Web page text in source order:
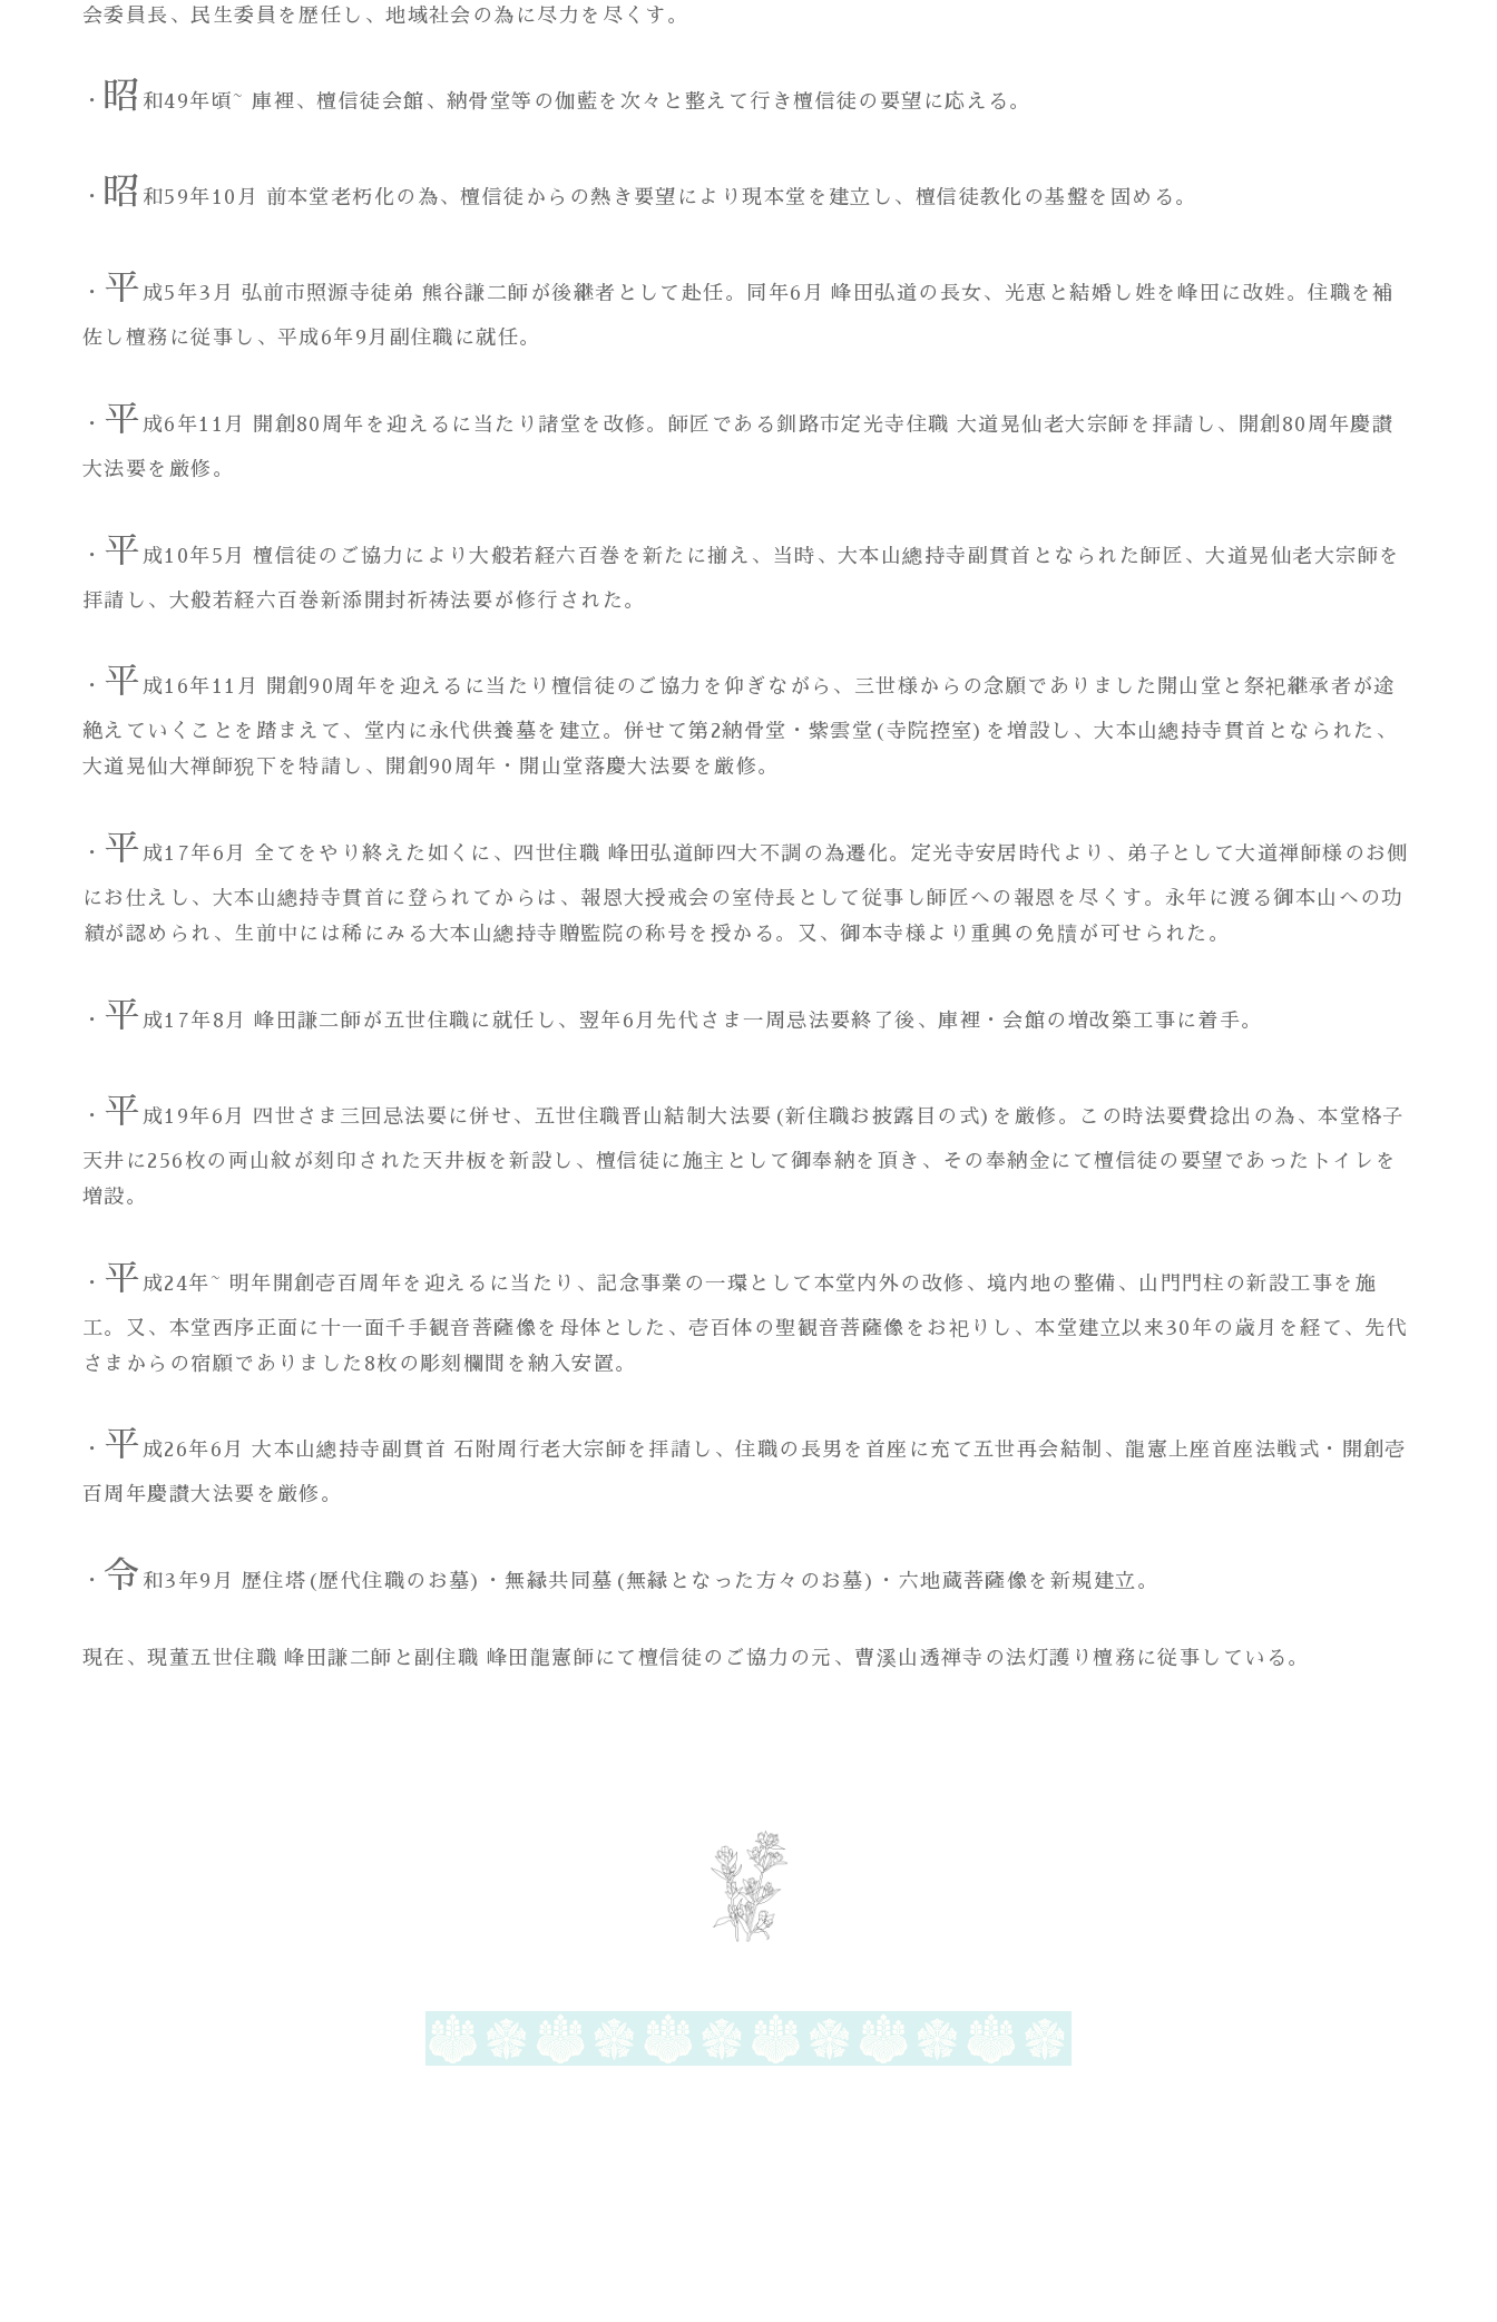
会委員長、民生委員を歴任し、地域社会の為に尽力を尽くす。
・ 昭 和49年頃~ 庫裡、檀信徒会館、納骨堂等の伽藍を次々と整えて行き檀信徒の要望に応える。
・ 昭 和59年10月 前本堂老朽化の為、檀信徒からの熱き要望により現本堂を建立し、檀信徒教化の基盤を固める。
・ 平 成5年3月 弘前市照源寺徒弟 熊谷謙二師が後継者として赴任。同年6月 峰田弘道の長女、光恵と結婚し姓を峰田に改姓。住職を補
佐し檀務に従事し、平成6年9月副住職に就任。
・ 平 成6年11月 開創80周年を迎えるに当たり諸堂を改修。師匠である釧路市定光寺住職 大道晃仙老大宗師を拝請し、開創80周年慶讃
大法要を厳修。
・ 平 成10年5月 檀信徒のご協力により大般若経六百巻を新たに揃え、当時、大本山總持寺副貫首となられた師匠、大道晃仙老大宗師を
拝請し、大般若経六百巻新添開封祈祷法要が修行された。
・ 平 成16年11月 開創90周年を迎えるに当たり檀信徒のご協力を仰ぎながら、三世様からの念願でありました開山堂と祭祀継承者が途
絶えていくことを踏まえて、堂内に永代供養墓を建立。併せて第2納骨堂・紫雲堂(寺院控室)を増設し、大本山總持寺貫首となられた、
大道晃仙大禅師猊下を特請し、開創90周年・開山堂落慶大法要を厳修。
・ 平 成17年6月 全てをやり終えた如くに、四世住職 峰田弘道師四大不調の為遷化。定光寺安居時代より、弟子として大道禅師様のお側
にお仕えし、大本山總持寺貫首に登られてからは、報恩大授戒会の室侍長として従事し師匠への報恩を尽くす。永年に渡る御本山への功
績が認められ、生前中には稀にみる大本山總持寺贈監院の称号を授かる。又、御本寺様より重興の免牘が可せられた。
・ 平 成17年8月 峰田謙二師が五世住職に就任し、翌年6月先代さま一周忌法要終了後、庫裡・会館の増改築工事に着手。
・ 平 成19年6月 四世さま三回忌法要に併せ、五世住職晋山結制大法要(新住職お披露目の式)を厳修。この時法要費捻出の為、本堂格子
天井に256枚の両山紋が刻印された天井板を新設し、檀信徒に施主として御奉納を頂き、その奉納金にて檀信徒の要望であったトイレを
増設。
・ 平 成24年~ 明年開創壱百周年を迎えるに当たり、記念事業の一環として本堂内外の改修、境内地の整備、山門門柱の新設工事を施
工。又、本堂西序正面に十一面千手観音菩薩像を母体とした、壱百体の聖観音菩薩像をお祀りし、本堂建立以来30年の歳月を経て、先代
さまからの宿願でありました8枚の彫刻欄間を納入安置。
・ 平 成26年6月 大本山總持寺副貫首 石附周行老大宗師を拝請し、住職の長男を首座に充て五世再会結制、龍憲上座首座法戦式・開創壱
百周年慶讃大法要を厳修。
・ 令 和3年9月 歴住塔(歴代住職のお墓)・無縁共同墓(無縁となった方々のお墓)・六地蔵菩薩像を新規建立。
現在、現董五世住職 峰田謙二師と副住職 峰田龍憲師にて檀信徒のご協力の元、曹溪山透禅寺の法灯護り檀務に従事している。